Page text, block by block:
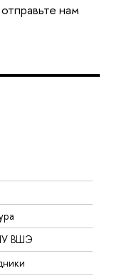
нам
ВШЭ